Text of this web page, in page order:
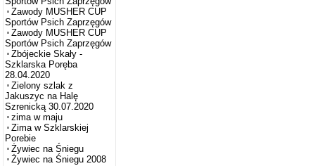
Zawody MUSHER CUP
Sportów Psich Zaprzęgów
Zawody MUSHER CUP
Sportów Psich Zaprzęgów
Zbójeckie Skały -
Szklarska Poręba
28.04.2020
Zielony szlak z
Jakuszyc na Halę
Szrenicką 30.07.2020
zima w maju
Zima w Szklarskiej
Porebie
Żywiec na Śniegu
Żywiec na Śniegu 2008